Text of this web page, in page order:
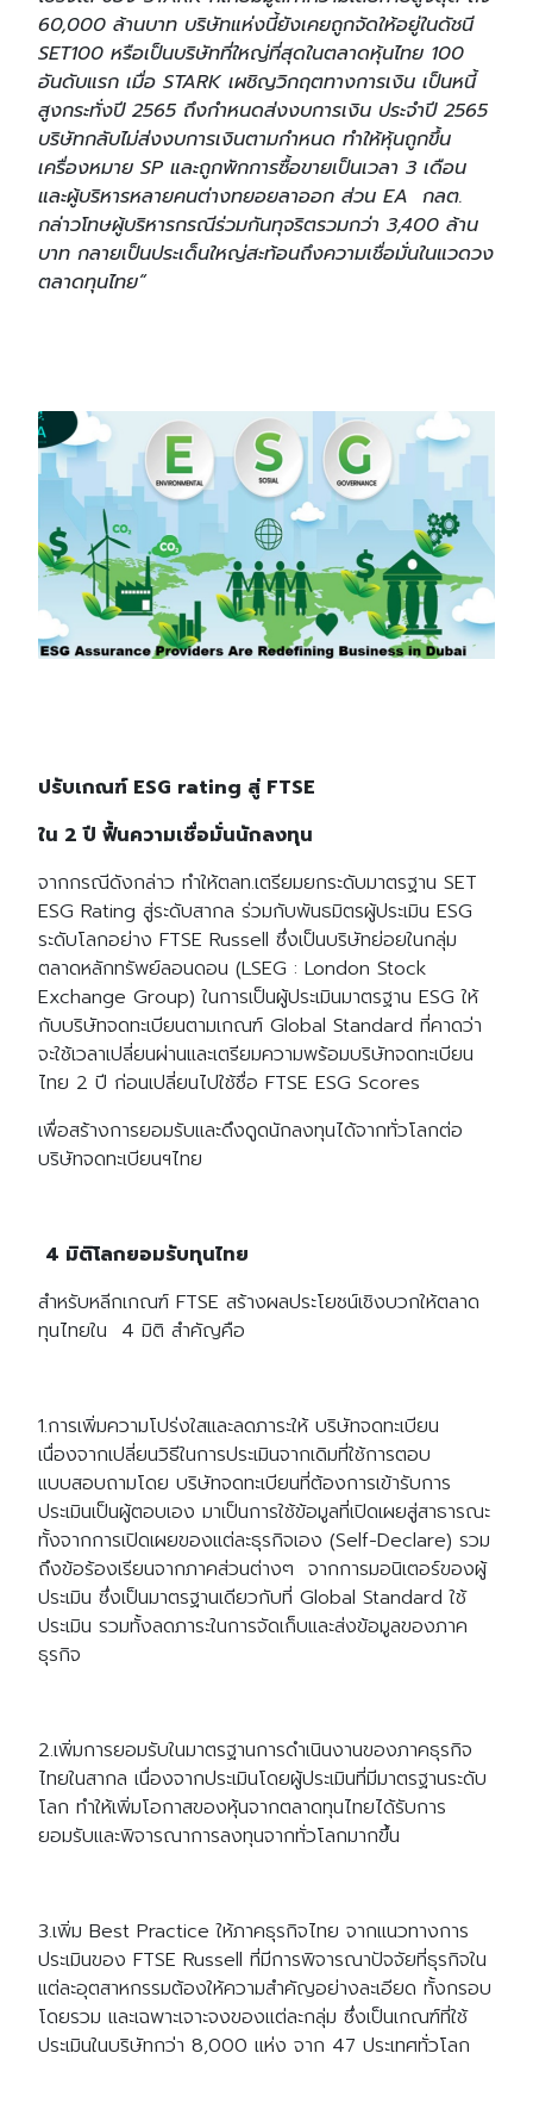
60,000 ล้านบาท บริษัทแห่งนี้ยังเคยถูกจัดให้อยู่ในดัชนี
SET100 หรือเป็นบริษัทที่ใหญ่ที่สุดในตลาดหุ้นไทย 100
อันดับแรก เมื่อ STARK เผชิญวิกฤตทางการเงิน เป็นหนี้
สูงกระทั่งปี 2565 ถึงกำหนดส่งงบการเงิน ประจำปี 2565
บริษัทกลับไม่ส่งงบการเงินตามกำหนด ทำให้หุ้นถูกขึ้น
เครื่องหมาย SP และถูกพักการซื้อขายเป็นเวลา 3 เดือน
และผู้บริหารหลายคนต่างทยอยลาออก ส่วน EA กลต.
กล่าวโทษผู้บริหารกรณีร่วมกันทุจริตรวมกว่า 3,400 ล้าน
บาท กลายเป็นประเด็นใหญ่สะท้อนถึงความเชื่อมั่นในแวดวง
ตลาดทุนไทย“
ปรับเกณฑ์ ESG rating สู่ FTSE
ใน 2 ปี ฟื้นความเชื่อมั่นนักลงทุน
จากกรณีดังกล่าว ทำให้ตลท.เตรียมยกระดับมาตรฐาน SET
ESG Rating สู่ระดับสากล ​ร่วมกับพันธมิตรผู้ประเมิน ESG
ระดับโลกอย่าง FTSE Russell ซึ่งเป็นบริษัทย่อยในกลุ่ม
ตลาดหลักทรัพย์ลอนดอน (LSEG : London Stock
Exchange Group) ในการเป็นผู้ประเมินมาตรฐาน ESG ให้
กับบริษัทจดทะเบียนตามเกณฑ์ ​Global Standard ที่คาดว่า
จะใช้เวลาเปลี่ยนผ่านและเตรียมความพร้อมบริษัทจดทะเบียน
ไทย 2 ปี ก่อนเปลี่ยนไปใช้ชื่อ FTSE ​​ESG Scores
เพื่อสร้างการยอมรับและดึงดูดนักลงทุนได้จากทั่วโลกต่อ
บริษัทจดทะเบียนฯไทย
4 มิติโลกยอมรับทุนไทย
สำหรับหลีกเกณฑ์ FTSE สร้างผลประโยชน์เชิงบวกให้ตลาด
ทุนไทยใน 4 มิติ สำคัญคือ
1.ก​ารเพิ่มความโปร่งใสและลดภาระให้ บริษัทจดทะเบียน
เนื่องจากเปลี่ยนวิธีในการประเมินจากเดิมที่ใช้การตอบ
แบบสอบถามโดย บริษัทจดทะเบียนที่ต้องการเข้ารับการ
ประเมินเป็นผู้ตอบเอง​​ มาเป็นการใช้ข้อมูลที่เปิดเผยสู่สาธารณะ
ทั้งจากการเปิดเผยของแต่ละธุรกิจเอง (Self-Declare) รวม
ถึงข้อร้องเรียนจากภาคส่วนต่างๆ จากการมอนิเตอร์ของผู้
ประเมิน ซึ่งเป็นมาตรฐานเดียวกับที่ Global Standard ใช้
ประเมิน รวมทั้งลดภาระในการจัดเก็บและส่งข้อมูลของภาค
ธุรกิจ​
2.เพิ่มการยอมรับในมาตรฐานการดำเนินงานของภาคธุรกิจ
ไทยในสากล เนื่องจาก​ประเมินโดยผู้ประเมิน​ที่มีมาตรฐานระดับ
โลก ทำให้เพิ่มโอกาสของหุ้นจากตลาดทุนไทยได้รับการ
ยอมรับและพิจารณาการลงทุนจากทั่วโลกมากขึ้น
3.เพิ่ม Best Practice ให้ภาคธุรกิจไทย จากแนวทางการ
ประเมินของ FTSE Russell ที่มีการพิจารณาปัจจัยที่ธุรกิจใน
แต่ละอุตสาหกรรมต้องให้ความสำคัญอย่างละเอียด ทั้งกรอบ
โดยรวม และเฉพาะเจาะจงของแต่ละกลุ่ม ซึ่งเป็นเกณฑ์ที่ใช้
ประเมินในบริษัทกว่า 8,000 แห่ง จาก 47 ประเทศทั่วโลก